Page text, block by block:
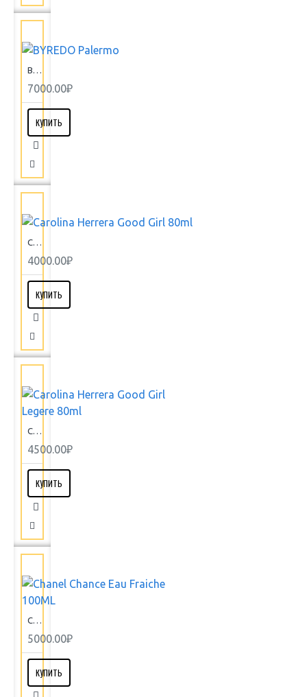
BYREDO Palermo
7000.00₽
КУПИТЬ
Carolina Herrera Good Girl 80ml
4000.00₽
КУПИТЬ
Carolina Herrera Good Girl Legere 80ml
4500.00₽
КУПИТЬ
5000.00₽
КУПИТЬ